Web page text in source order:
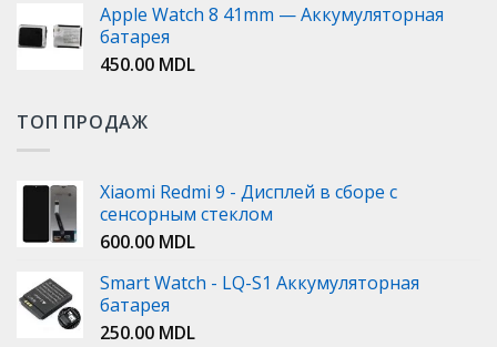
Apple Watch 8 41mm — Аккумуляторная
батарея
450.00 MDL
ТОП ПРОДАЖ
Xiaomi Redmi 9 - Дисплей в сборе с
сенсорным стеклом
600.00 MDL
Smart Watch - LQ-S1 Аккумуляторная
батарея
250.00 MDL